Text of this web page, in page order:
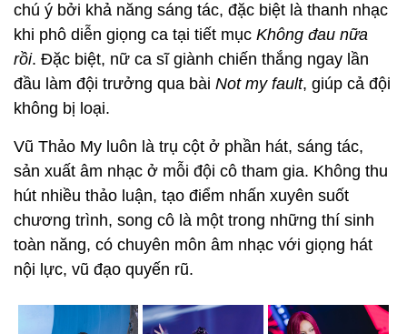
chú ý bởi khả năng sáng tác, đặc biệt là thanh nhạc
khi phô diễn giọng ca tại tiết mục Không đau nữa
rồi. Đặc biệt, nữ ca sĩ giành chiến thắng ngay lần
đầu làm đội trưởng qua bài Not my fault, giúp cả đội
không bị loại.
Vũ Thảo My luôn là trụ cột ở phần hát, sáng tác,
sản xuất âm nhạc ở mỗi đội cô tham gia. Không thu
hút nhiều thảo luận, tạo điểm nhấn xuyên suốt
chương trình, song cô là một trong những thí sinh
toàn năng, có chuyên môn âm nhạc với giọng hát
nội lực, vũ đạo quyến rũ.